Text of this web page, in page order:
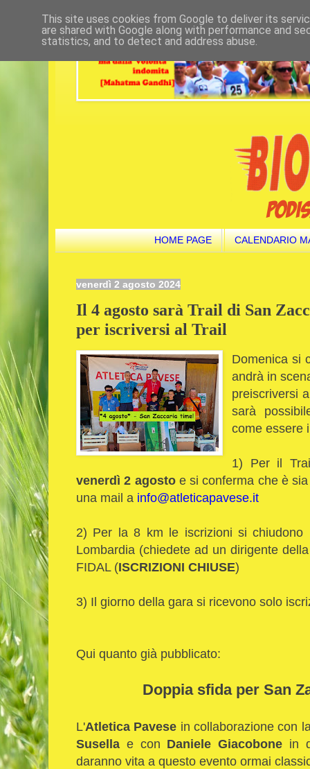
HOME PAGE CALENDARIO
venerdì 2 agosto 2024
Il 4 agosto sarà Trail di San
per iscriversi al Trail
Domenica si
andrà in
preiscriversi
sarà
come essere
1) Per il
venerdì 2 agostoe si conferma che è
una mail a info@atleticapavese.it
2) Per la 8 km le iscrizioni si
Lombardia (chiedete ad un dirigente
FIDAL (ISCRIZIONI CHIUSE)
3) Il giorno della gara si ricevono solo
Qui quanto già pubblicato:
Doppia sfida per San
L'Atletica Pavese in collaborazione con
Susella e con Daniele Giacobone in
daranno vita a questo evento ormai
This site uses cookies from Google to deliver its
are shared with Google along with performance and
statistics, and to detect and address abuse.